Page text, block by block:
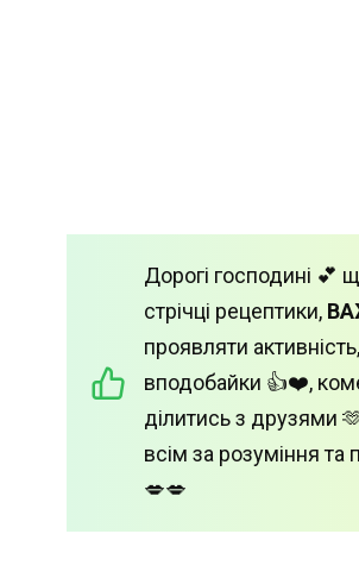
Дорогі господині 💕
стрічці рецептики,
проявляти
вподобайки 👍❤️,
ділитись з друзями
всім за розуміння та
💋💋